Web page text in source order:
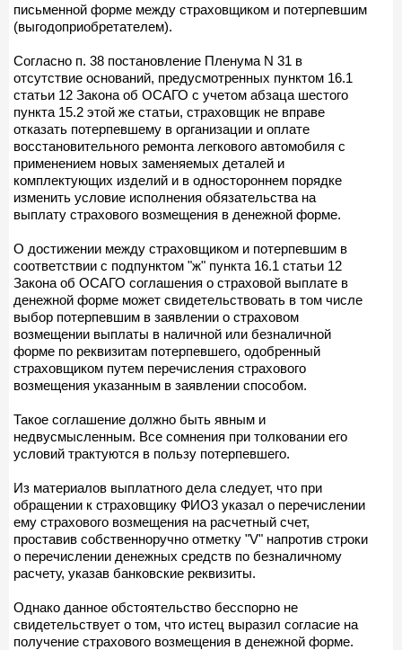
письменной форме между страховщиком и потерпевшим
(выгодоприобретателем).
Согласно п. 38 постановление Пленума N 31 в
отсутствие оснований, предусмотренных пунктом 16.1
статьи 12 Закона об ОСАГО с учетом абзаца шестого
пункта 15.2 этой же статьи, страховщик не вправе
отказать потерпевшему в организации и оплате
восстановительного ремонта легкового автомобиля с
применением новых заменяемых деталей и
комплектующих изделий и в одностороннем порядке
изменить условие исполнения обязательства на
выплату страхового возмещения в денежной форме.
О достижении между страховщиком и потерпевшим в
соответствии с подпунктом "ж" пункта 16.1 статьи 12
Закона об ОСАГО соглашения о страховой выплате в
денежной форме может свидетельствовать в том числе
выбор потерпевшим в заявлении о страховом
возмещении выплаты в наличной или безналичной
форме по реквизитам потерпевшего, одобренный
страховщиком путем перечисления страхового
возмещения указанным в заявлении способом.
Такое соглашение должно быть явным и
недвусмысленным. Все сомнения при толковании его
условий трактуются в пользу потерпевшего.
Из материалов выплатного дела следует, что при
обращении к страховщику ФИО3 указал о перечислении
ему страхового возмещения на расчетный счет,
проставив собственноручно отметку "V" напротив строки
о перечислении денежных средств по безналичному
расчету, указав банковские реквизиты.
Однако данное обстоятельство бесспорно не
свидетельствует о том, что истец выразил согласие на
получение страхового возмещения в денежной форме.